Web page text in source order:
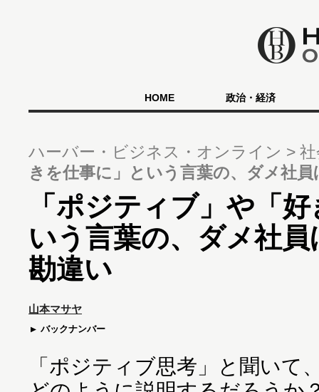
HOME 政治・経済
ハーバー・ビジネス・オンライン
きを仕事に」という言葉の、ダメ社
「ポジティブ」や「
いう言葉の、ダメ社
勘違い
山本マサヤ
バックナンバー
「ポジティブ思考」と聞いて